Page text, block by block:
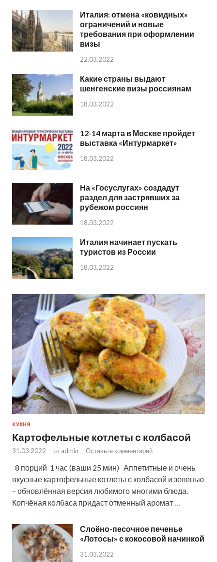
Италия: отмена «ковидных»
ограничений и новые
требования при оформлении
визы
22.03.2022
Какие страны выдают
шенгенские визы россиянам
18.03.2022
12-14 марта в Москве пройдет
выставка «Интурмаркет»
18.03.2022
На «Госуслугах» создадут
раздел для застрявших за
рубежом россиян
18.03.2022
Италия начинает пускать
туристов из России
18.03.2022
КУХНЯ
Картофельные котлеты с колбасой
31.03.2022 - от admin - Оставьте комментарий
8 порций 1 час (ваши 25 мин) Аппетитные и очень
вкусные картофельные котлеты с колбасой и зеленью
– обновлённая версия любимого многими блюда.
Копчёная колбаса придаст отменный аромат …
Слоёно-песочное печенье
«Лотосы» с кокосовой начинкой
31.03.2022